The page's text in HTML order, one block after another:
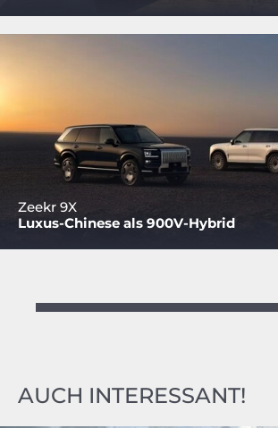
Zeekr 9X
Luxus-Chinese als 900V-Hybrid
AUCH INTERESSANT!